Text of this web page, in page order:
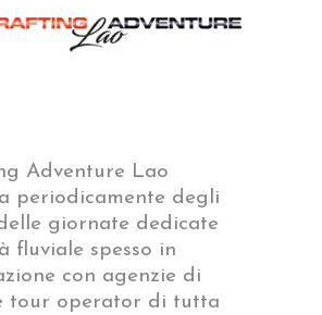
Adventure Lao
periodicamente degli
giornate dedicate
fluviale spesso in
con agenzie di
tour operator di tutta